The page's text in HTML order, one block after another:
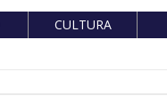
CULTURA